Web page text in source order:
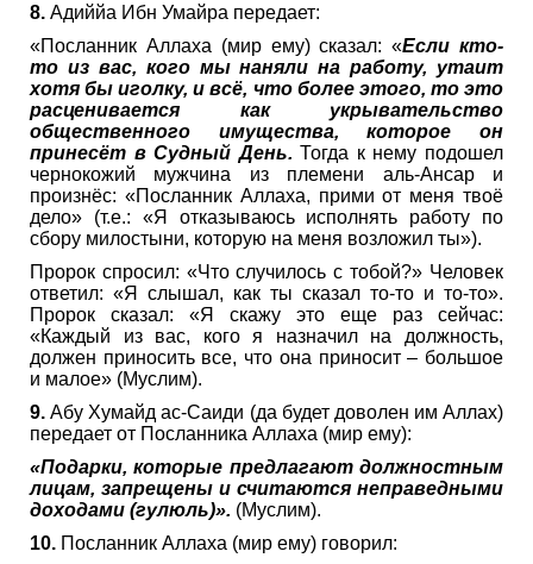
8. Адиййа Ибн Умайра передает:
«Посланник Аллаха (мир ему) сказал: «Если кто-
то из вас, кого мы наняли на работу, утаит
хотя бы иголку, и всё, что более этого, то это
расценивается как укрывательство
общественного имущества, которое он
принесёт в Судный День. Тогда к нему подошел
чернокожий мужчина из племени аль-Ансар и
произнёс: «Посланник Аллаха, прими от меня твоё
дело» (т.е.: «Я отказываюсь исполнять работу по
сбору милостыни, которую на меня возложил ты»).
Пророк спросил: «Что случилось с тобой?» Человек
ответил: «Я слышал, как ты сказал то-то и то-то».
Пророк сказал: «Я скажу это еще раз сейчас:
«Каждый из вас, кого я назначил на должность,
должен приносить все, что она приносит – большое
и малое» (Муслим).
9. Абу Хумайд ас-Саиди (да будет доволен им Аллах)
передает от Посланника Аллаха (мир ему):
«Подарки, которые предлагают должностным
лицам, запрещены и считаются неправедными
доходами (гулюль)». (Муслим).
10. Посланник Аллаха (мир ему) говорил: